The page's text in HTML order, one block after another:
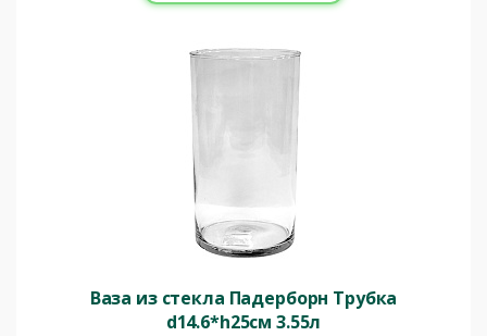
Ваза из стекла Падерборн Трубка
d14.6*h25см 3.55л